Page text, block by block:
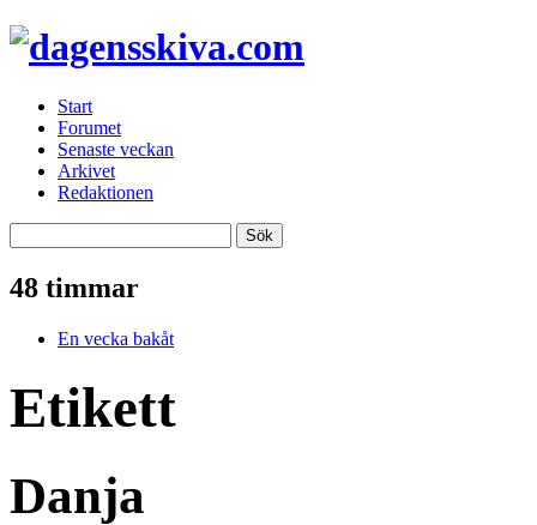
Start
Forumet
Senaste veckan
Arkivet
Redaktionen
48 timmar
En vecka bakåt
Etikett
Danja